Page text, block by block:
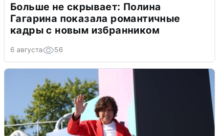
Больше не скрывает: Полина
Гагарина показала романтичные
кадры с новым избранником
6 августа 56